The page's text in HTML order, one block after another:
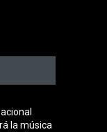
la música